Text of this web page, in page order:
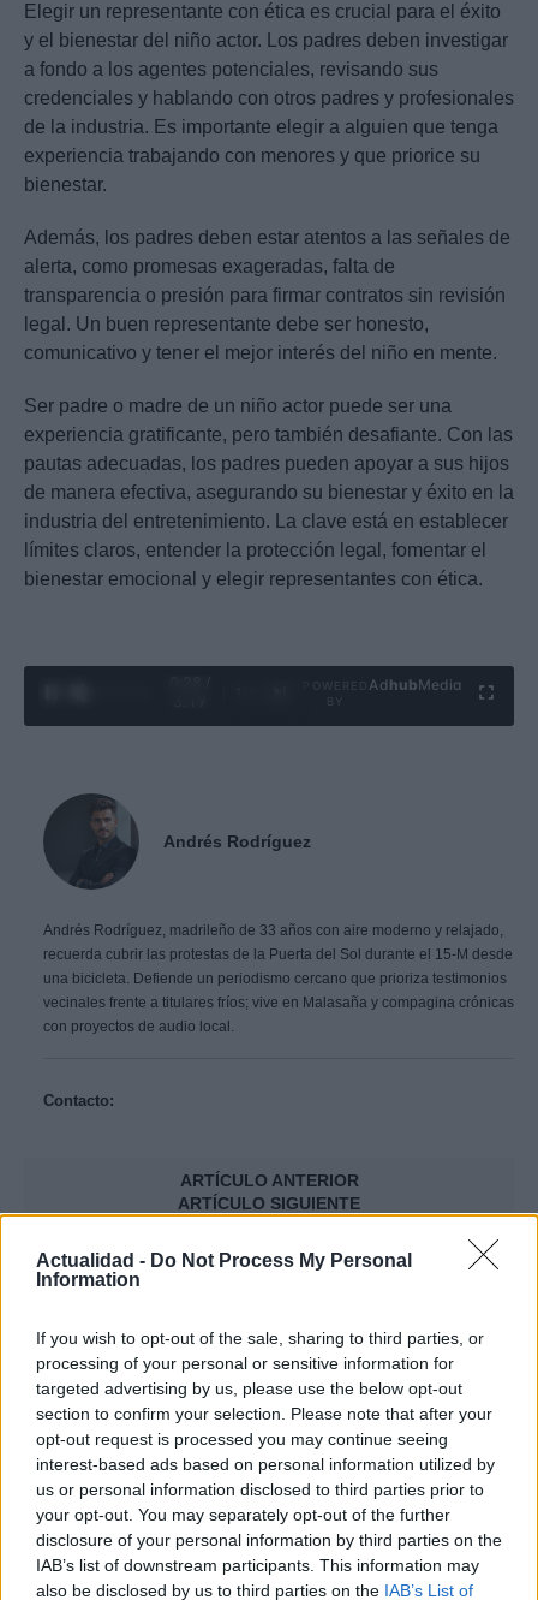
Actualidad - Do Not Process My Personal
Information
If you wish to opt-out of the sale, sharing to third parties, or
processing of your personal or sensitive information for
targeted advertising by us, please use the below opt-out
section to confirm your selection. Please note that after your
opt-out request is processed you may continue seeing
interest-based ads based on personal information utilized by
us or personal information disclosed to third parties prior to
your opt-out. You may separately opt-out of the further
disclosure of your personal information by third parties on the
IAB’s list of downstream participants. This information may
also be disclosed by us to third parties on the IAB’s List of
Elegir un representante con ética es crucial para el éxito
y el bienestar del niño actor. Los padres deben investigar
a fondo a los agentes potenciales, revisando sus
credenciales y hablando con otros padres y profesionales
de la industria. Es importante elegir a alguien que tenga
experiencia trabajando con menores y que priorice su
bienestar.
Además, los padres deben estar atentos a las señales de
alerta, como promesas exageradas, falta de
transparencia o presión para firmar contratos sin revisión
legal. Un buen representante debe ser honesto,
comunicativo y tener el mejor interés del niño en mente.
Ser padre o madre de un niño actor puede ser una
experiencia gratificante, pero también desafiante. Con las
pautas adecuadas, los padres pueden apoyar a sus hijos
de manera efectiva, asegurando su bienestar y éxito en la
industria del entretenimiento. La clave está en establecer
límites claros, entender la protección legal, fomentar el
bienestar emocional y elegir representantes con ética.
Ad hubMedia
Andrés Rodríguez
Andrés Rodríguez, madrileño de 33 años con aire moderno y relajado,
recuerda cubrir las protestas de la Puerta del Sol durante el 15-M desde
una bicicleta. Defiende un periodismo cercano que prioriza testimonios
vecinales frente a titulares fríos; vive en Malasaña y compagina crónicas
con proyectos de audio local.
Contacto:
ARTÍCULO ANTERIOR
ARTÍCULO SIGUIENTE
Más leídos